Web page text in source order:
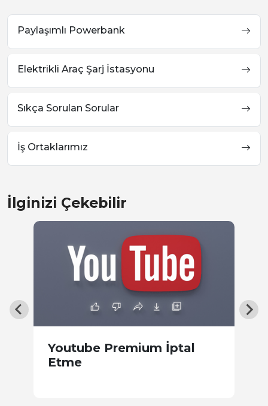
Paylaşımlı Powerbank
Elektrikli Araç Şarj İstasyonu
Sıkça Sorulan Sorular
İş Ortaklarımız
İlginizi Çekebilir
Youtube Premium İptal
Etme